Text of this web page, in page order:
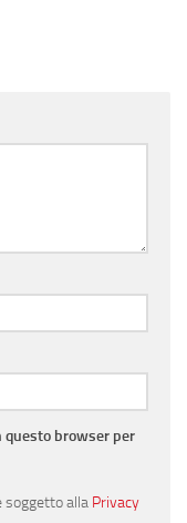
questo browser per
soggetto alla Privacy